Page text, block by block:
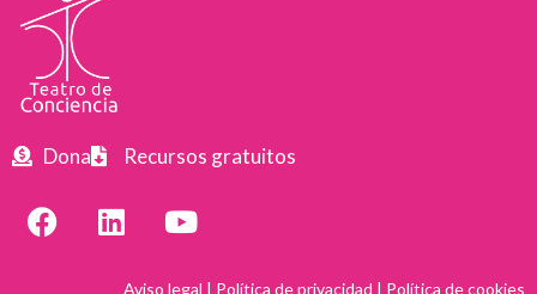
Dona Recursos gratuitos
Aviso legal | Política de privacidad | Política de cookies